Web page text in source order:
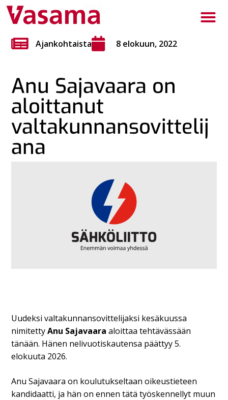
Ajankohtaista 8 elokuun, 2022
Anu Sajavaara on
aloittanut
valtakunnansovittelij
ana
Uudeksi valtakunnansovittelijaksi kesäkuussa
nimitettyAnu Sajavaara aloittaa tehtävässään
tänään. Hänen nelivuotiskautensa päättyy 5.
elokuuta 2026.
Anu Sajavaara on koulutukseltaan oikeustieteen
kandidaatti, ja hän on ennen tätä työskennellyt muun